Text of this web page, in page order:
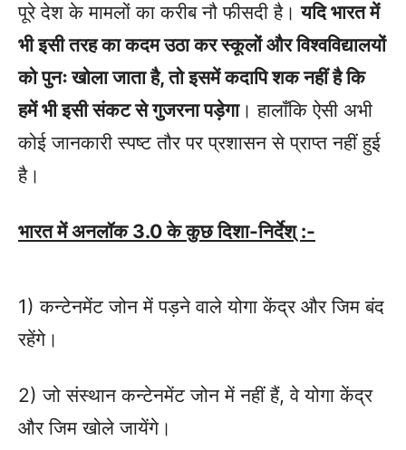
पूरे देश के मामलों का करीब नौ फीसदी है। ​यदि भारत में
भी इसी तरह का कदम उठा कर स्कूलों और विश्वविद्यालयों
को पुनः खोला जाता है, तो इसमें कदापि शक नहीं है कि
हमें भी इसी संकट से गुजरना पड़ेगा। हालाँकि ऐसी अभी
कोई जानकारी स्पष्ट तौर पर प्रशासन से प्राप्त नहीं हुई
है।
​भारत में अनलॉक 3.0 के कुछ दिशा-निर्देश् :-
1) कन्टेनमेंट जोन में पड़ने वाले योगा केंद्र और जिम बंद
रहेंगे।
​2) जो संस्थान कन्टेनमेंट जोन में नहीं हैं, वे योगा केंद्र
और जिम खोले जायेंगे।